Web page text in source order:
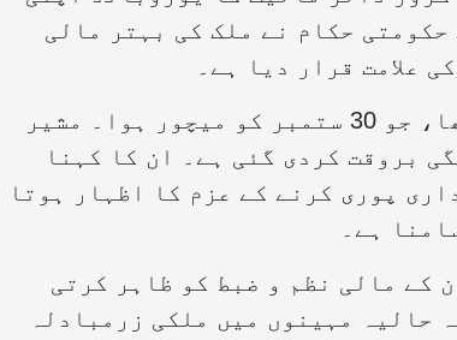
حکام نے ملک کی بہتر مالی
علامت قرار دیا ہے۔
یہ 10 سالہ یوروبانڈ 2015 میں جاری کیا گیا تھا، جو 30 ستمبر کو میچور ہوا۔ مشیر
بروقت کردی گئی ہے۔ ان کا کہنا
پوری کرنے کے عزم کا اظہار ہوتا
ہے۔
کے مالی نظم و ضبط کو ظاہر کرتی
حالیہ مہینوں میں ملکی زرمبادلہ